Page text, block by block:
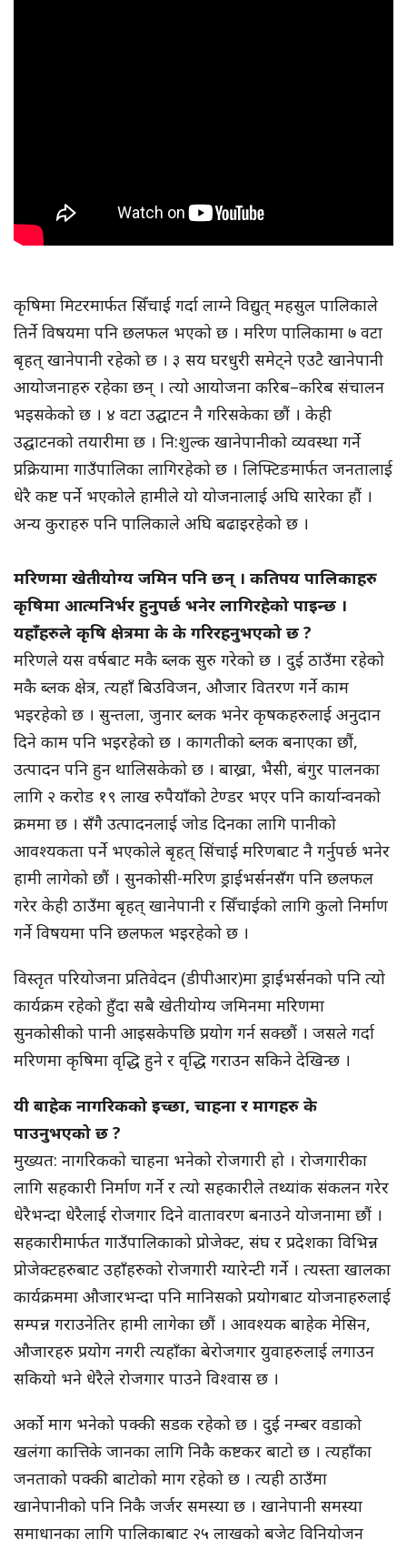
कृषिमा मिटरमार्फत सिँचाई गर्दा लाग्ने विद्युत् महसुल पालिकाले
तिर्ने विषयमा पनि छलफल भएको छ । मरिण पालिकामा ७ वटा
बृहत् खानेपानी रहेको छ । ३ सय घरधुरी समेट्ने एउटै खानेपानी
आयोजनाहरु रहेका छन् । त्यो आयोजना करिब–करिब संचालन
भइसकेको छ । ४ वटा उद्घाटन नै गरिसकेका छौं । केही
उद्घाटनको तयारीमा छ । नि:शुल्क खानेपानीको व्यवस्था गर्ने
प्रक्रियामा गाउँपालिका लागिरहेको छ । लिफ्टिङमार्फत जनतालाई
धेरै कष्ट पर्ने भएकोले हामीले यो योजनालाई अघि सारेका हौं ।
अन्य कुराहरु पनि पालिकाले अघि बढाइरहेको छ ।
मरिणमा खेतीयोग्य जमिन पनि छन् । कतिपय पालिकाहरु
कृषिमा आत्मनिर्भर हुनुपर्छ भनेर लागिरहेको पाइन्छ ।
यहाँहरुले कृषि क्षेत्रमा के के गरिरहनुभएको छ ?
मरिणले यस वर्षबाट मकै ब्लक सुरु गरेको छ । दुई ठाउँमा रहेको
मकै ब्लक क्षेत्र, त्यहाँ बिउविजन, औजार वितरण गर्ने काम
भइरहेको छ । सुन्तला, जुनार ब्लक भनेर कृषकहरुलाई अनुदान
दिने काम पनि भइरहेको छ । कागतीको ब्लक बनाएका छौं,
उत्पादन पनि हुन थालिसकेको छ । बाख्रा, भैसी, बंगुर पालनका
लागि २ करोड १९ लाख रुपैयाँको टेण्डर भएर पनि कार्यान्वनको
क्रममा छ । सँगै उत्पादनलाई जोड दिनका लागि पानीको
आवश्यकता पर्ने भएकोले बृहत् सिंचाई मरिणबाट नै गर्नुपर्छ भनेर
हामी लागेको छौं । सुनकोसी-मरिण ड्राईभर्सनसँग पनि छलफल
गरेर केही ठाउँमा बृहत् खानेपानी र सिँचाईको लागि कुलो निर्माण
गर्ने विषयमा पनि छलफल भइरहेको छ ।
विस्तृत परियोजना प्रतिवेदन (डीपीआर)मा ड्राईभर्सनको पनि त्यो
कार्यक्रम रहेको हुँदा सबै खेतीयोग्य जमिनमा मरिणमा
सुनकोसीको पानी आइसकेपछि प्रयोग गर्न सक्छौं । जसले गर्दा
मरिणमा कृषिमा वृद्धि हुने र वृद्धि गराउन सकिने देखिन्छ ।
यी बाहेक नागरिकको इच्छा, चाहना र मागहरु के
पाउनुभएको छ ?
मुख्यत: नागरिकको चाहना भनेको रोजगारी हो । रोजगारीका
लागि सहकारी निर्माण गर्ने र त्यो सहकारीले तथ्यांक संकलन गरेर
धेरैभन्दा धेरैलाई रोजगार दिने वातावरण बनाउने योजनामा छौं ।
सहकारीमार्फत गाउँपालिकाको प्रोजेक्ट, संघ र प्रदेशका विभिन्न
प्रोजेक्टहरुबाट उहाँहरुको रोजगारी ग्यारेन्टी गर्ने । त्यस्ता खालका
कार्यक्रममा औजारभन्दा पनि मानिसको प्रयोगबाट योजनाहरुलाई
सम्पन्न गराउनेतिर हामी लागेका छौं । आवश्यक बाहेक मेसिन,
औजारहरु प्रयोग नगरी त्यहाँका बेरोजगार युवाहरुलाई लगाउन
सकियो भने धेरैले रोजगार पाउने विश्वास छ ।
अर्को माग भनेको पक्की सडक रहेको छ । दुई नम्बर वडाको
खलंगा कात्तिके जानका लागि निकै कष्टकर बाटो छ । त्यहाँका
जनताको पक्की बाटोको माग रहेको छ । त्यही ठाउँमा
खानेपानीको पनि निकै जर्जर समस्या छ । खानेपानी समस्या
समाधानका लागि पालिकाबाट २५ लाखको बजेट विनियोजन